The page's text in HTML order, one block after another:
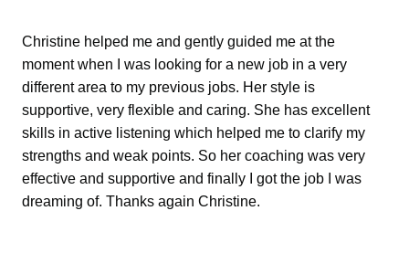
Christine helped me and gently guided me at the
moment when I was looking for a new job in a very
different area to my previous jobs. Her style is
supportive, very flexible and caring. She has excellent
skills in active listening which helped me to clarify my
strengths and weak points. So her coaching was very
effective and supportive and finally I got the job I was
dreaming of. Thanks again Christine.